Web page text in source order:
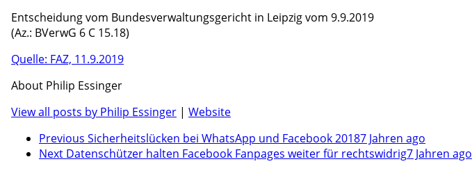
Entscheidung vom Bundesverwaltungsgericht in Leipzig vom 9.9.2019
(Az.: BVerwG 6 C 15.18)
Quelle: FAZ, 11.9.2019
About Philip Essinger
View all posts by Philip Essinger | Website
Previous Sicherheitslücken bei WhatsApp und Facebook 20187 Jahren ago
Next Datenschützer halten Facebook Fanpages weiter für rechtswidrig7 Jahren ago